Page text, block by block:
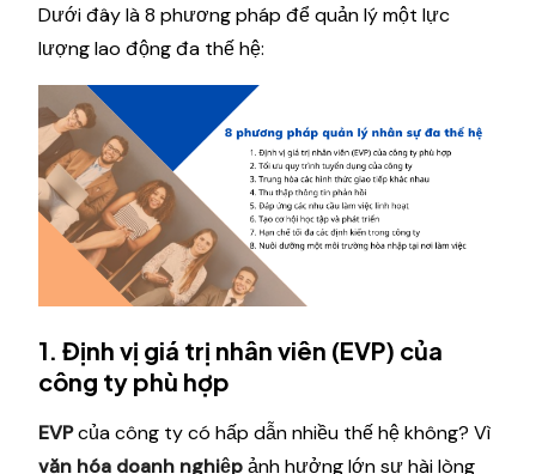
Dưới đây là 8 phương pháp để quản lý một lực
lượng lao động đa thế hệ:
1. Định vị giá trị nhân viên (EVP) của
công ty phù hợp
EVPcủa công ty có hấp dẫn nhiều thế hệ không? Vì
văn hóa doanh nghiệpảnh hưởng lớn sự hài lòng